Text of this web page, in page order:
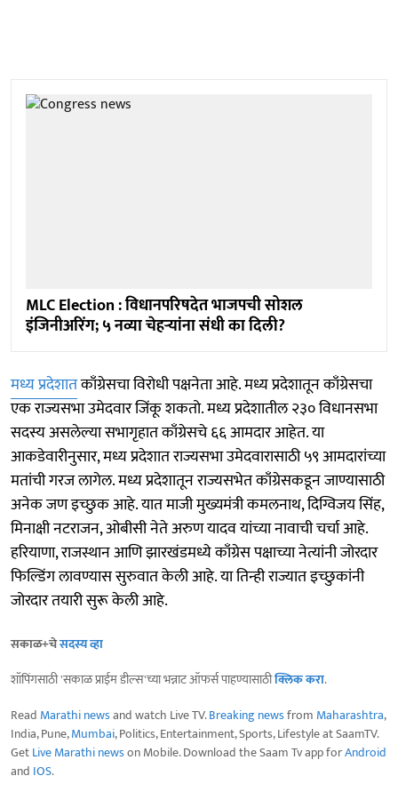
MLC Election : विधानपरिषदेत भाजपची सोशल
इंजिनीअरिंग; ५ नव्या चेहऱ्यांना संधी का दिली?
मध्य प्रदेशातकाँग्रेसचा विरोधी पक्षनेता आहे. मध्य प्रदेशातून काँग्रेसचा
एक राज्यसभा उमेदवार जिंकू शकतो. मध्य प्रदेशातील २३० विधानसभा
सदस्य असलेल्या सभागृहात काँग्रेसचे ६६ आमदार आहेत. या
आकडेवारीनुसार, मध्य प्रदेशात राज्यसभा उमेदवारासाठी ५९ आमदारांच्या
मतांची गरज लागेल. मध्य प्रदेशातून राज्यसभेत काँग्रेसकडून जाण्यासाठी
अनेक जण इच्छुक आहे. यात माजी मुख्यमंत्री कमलनाथ, दिग्विजय सिंह,
मिनाक्षी नटराजन, ओबीसी नेते अरुण यादव यांच्या नावाची चर्चा आहे.
हरियाणा, राजस्थान आणि झारखंडमध्ये काँग्रेस पक्षाच्या नेत्यांनी जोरदार
फिल्डिंग लावण्यास सुरुवात केली आहे. या तिन्ही राज्यात इच्छुकांनी
जोरदार तयारी सुरू केली आहे.
सकाळ+चेसदस्य व्हा
शॉपिंगसाठी 'सकाळ प्राईम डील्स'च्या भन्नाट ऑफर्स पाहण्यासाठीक्लिक करा.
Read Marathi newsand watch Live TV.Breaking newsfrom Maharashtra,
India, Pune,Mumbai, Politics, Entertainment, Sports, Lifestyle at SaamTV.
GetLive Marathi newson Mobile. Download the Saam Tv app forAndroid
and IOS.